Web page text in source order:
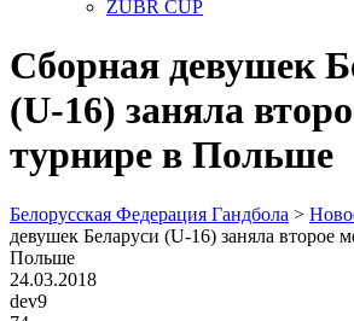
ZUBR CUP
Сборная девушек
(U-16) заняла
турнире в Польше
Белорусская Федерация Гандбола >
девушек Беларуси (U-16) заняла второе
Польше
24.03.2018
dev9